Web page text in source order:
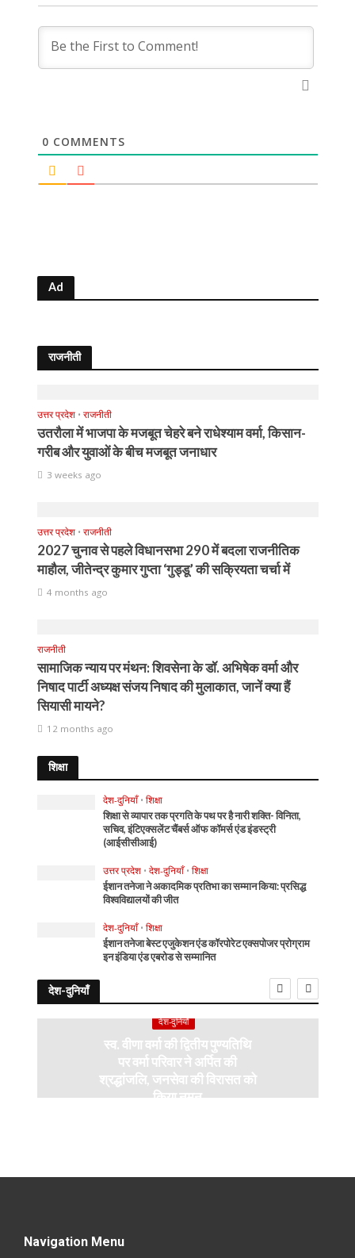
0 COMMENTS
Ad
राजनीती
उत्तर प्रदेश • राजनीती
उतरौला में भाजपा के मजबूत चेहरे बने राधेश्याम वर्मा, किसान-
गरीब और युवाओं के बीच मजबूत जनाधार
3 weeks ago
उत्तर प्रदेश • राजनीती
2027 चुनाव से पहले विधानसभा 290 में बदला राजनीतिक
माहौल, जीतेन्द्र कुमार गुप्ता ‘गुड्डू’ की सक्रियता चर्चा में
4 months ago
राजनीती
सामाजिक न्याय पर मंथन: शिवसेना के डॉ. अभिषेक वर्मा और
निषाद पार्टी अध्यक्ष संजय निषाद की मुलाकात, जानें क्या हैं
सियासी मायने?
12 months ago
शिक्षा
देश-दुनियाँ • शिक्षा
शिक्षा से व्यापार तक प्रगति के पथ पर है नारी शक्ति- विनिता,
सचिव, इंटिएक्सलेंट चैंबर्स ऑफ कॉमर्स एंड इंडस्ट्री
(आईसीसीआई)
उत्तर प्रदेश • देश-दुनियाँ • शिक्षा
ईशान तनेजा ने अकादमिक प्रतिभा का सम्मान किया: प्रसिद्ध
विश्वविद्यालयों की जीत
देश-दुनियाँ • शिक्षा
ईशान तनेजा बेस्ट एजुकेशन एंड कॉरपोरेट एक्सपोजर प्रोग्राम
इन इंडिया एंड एबरोड से सम्मानित
देश-दुनियाँ
देश-दुनियाँ
स्व. वीणा वर्मा की द्वितीय पुण्यतिथि
पर वर्मा परिवार ने अर्पित की
श्रद्धांजलि, जनसेवा की विरासत को
किया नमन
Navigation Menu